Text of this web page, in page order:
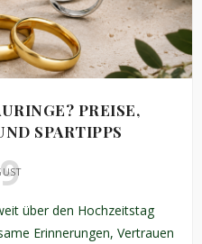
PREISE,
SPARTIPPS
über den Hochzeitstag
Erinnerungen, Vertrauen